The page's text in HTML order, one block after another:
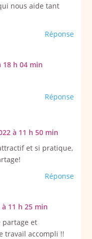
nous aide tant
Réponse
18 h 04 min
Réponse
à 11 h 50 min
et si pratique,
Réponse
11 h 25 min
partage et
travail accompli !!